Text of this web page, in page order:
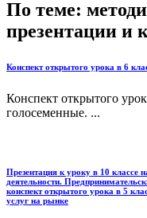
По теме:
презентации и
Конспект открытого урока в 6
Конспект открытого
голосеменные. ...
Презентация к уроку в 10 классе
деятельности.
конспект открытого урока в 5
услуг на рынке